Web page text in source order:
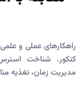
راهکارهای عملی و
کنکور. شناخت
مدیریت زمان، تغذیه